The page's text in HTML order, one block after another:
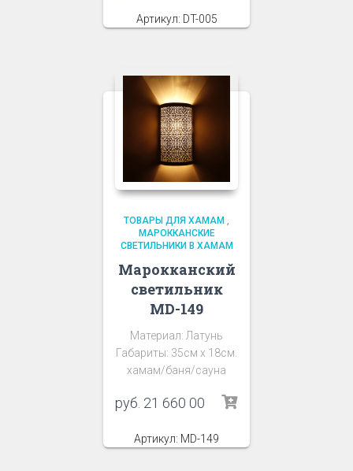
Артикул: DT-005
ТОВАРЫ ДЛЯ ХАМАМ ,
МАРОККАНСКИЕ
СВЕТИЛЬНИКИ В ХАМАМ
Марокканский
светильник
MD-149
Материал: Латунь
Габариты: 35см х 18см.
хамам/баня/сауна
руб. 21 660 00
Артикул: MD-149